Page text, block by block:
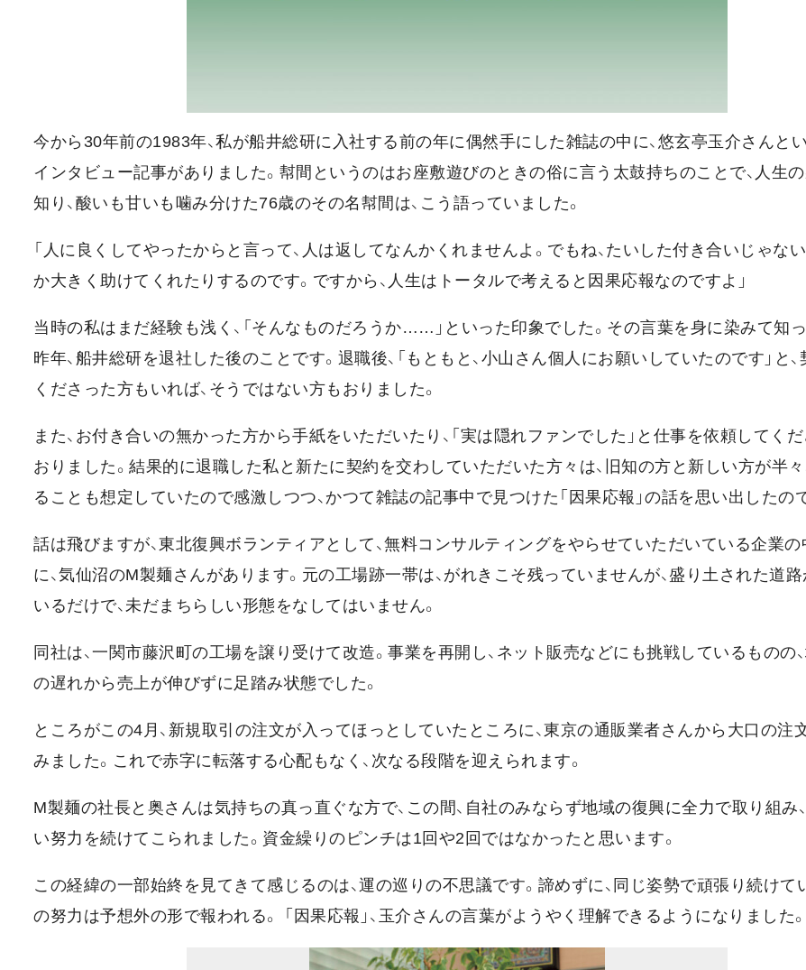
今から30年前の1983年、私が船井総研に入社する前の年に偶然手にした雑誌の中に、悠玄亭玉介さんと
インタビュー記事がありました。幇間というのはお座敷遊びのときの俗に言う太鼓持ちのことで、人生
知り、酸いも甘いも噛み分けた76歳のその名幇間は、こう語っていました。
「人に良くしてやったからと言って、人は返してなんかくれませんよ。でもね、たいした付き合いじゃな
か大きく助けてくれたりするのです。ですから、人生はトータルで考えると因果応報なのですよ」
当時の私はまだ経験も浅く、「そんなものだろうか……」といった印象でした。その言葉を身に染みて知っ
昨年、船井総研を退社した後のことです。退職後、「もともと、小山さん個人にお願いしていたのです」と、
くださった方もいれば、そうではない方もおりました。
また、お付き合いの無かった方から手紙をいただいたり、「実は隠れファンでした」と仕事を依頼してく
おりました。結果的に退職した私と新たに契約を交わしていただいた方々は、旧知の方と新しい方が半々
ることも想定していたので感激しつつ、かつて雑誌の記事中で見つけた「因果応報」の話を思い出したの
話は飛びますが、東北復興ボランティアとして、無料コンサルティングをやらせていただいている企業の
に、気仙沼のM製麺さんがあります。元の工場跡一帯は、がれきこそ残っていませんが、盛り土された道
いるだけで、未だまちらしい形態をなしてはいません。
同社は、一関市藤沢町の工場を譲り受けて改造。事業を再開し、ネット販売などにも挑戦しているものの
の遅れから売上が伸びずに足踏み状態でした。
ところがこの4月、新規取引の注文が入ってほっとしていたところに、東京の通販業者さんから大口の注
みました。これで赤字に転落する心配もなく、次なる段階を迎えられます。
M製麺の社長と奥さんは気持ちの真っ直ぐな方で、この間、自社のみならず地域の復興に全力で取り組み
い努力を続けてこられました。資金繰りのピンチは1回や2回ではなかったと思います。
この経緯の一部始終を見てきて感じるのは、運の巡りの不思議です。諦めずに、同じ姿勢で頑張り続けて
の努力は予想外の形で報われる。 「因果応報」、玉介さんの言葉がようやく理解できるようになりました。